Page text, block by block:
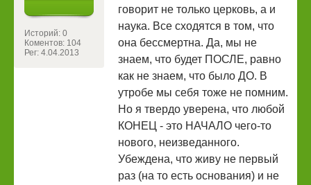
Историй: 0
Коментов: 104
Рег: 4.04.2013
говорит не только церковь, а и
наука. Все сходятся в том, что
она бессмертна. Да, мы не
знаем, что будет ПОСЛЕ, равно
как не знаем, что было ДО. В
утробе мы себя тоже не помним.
Но я твердо уверена, что любой
КОНЕЦ - это НАЧАЛО чего-то
нового, неизведанного.
Убеждена, что живу не первый
раз (на то есть основания) и не